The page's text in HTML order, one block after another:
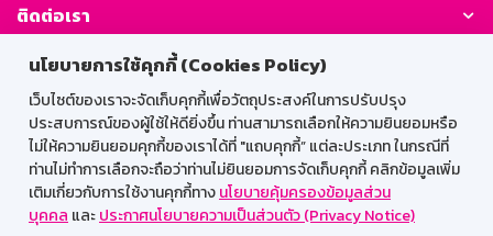
นโยบายการใช้คุกกี้ (Cookies Policy)
เว็บไซต์ของเราจะจัดเก็บคุกกี้เพื่อวัตถุประสงค์ในการปรับปรุง
ประสบการณ์ของผู้ใช้ให้ดียิ่งขึ้น ท่านสามารถเลือกให้ความยินยอมหรือ
ไม่ให้ความยินยอมคุกกี้ของเราได้ที่ "แถบคุกกี้” แต่ละประเภท ในกรณีที่
ท่านไม่ทำการเลือกจะถือว่าท่านไม่ยินยอมการจัดเก็บคุกกี้ คลิกข้อมูลเพิ่ม
เติมเกี่ยวกับการใช้งานคุกกี้ทางนโยบายคุ้มครองข้อมูลส่วน
บุคคล และประกาศนโยบายความเป็นส่วนตัว (Privacy Notice)
ติดต่อเรา
GSB Society:
สำหรับพนักงาน
Web HR
GSB Wisdom
M-Search